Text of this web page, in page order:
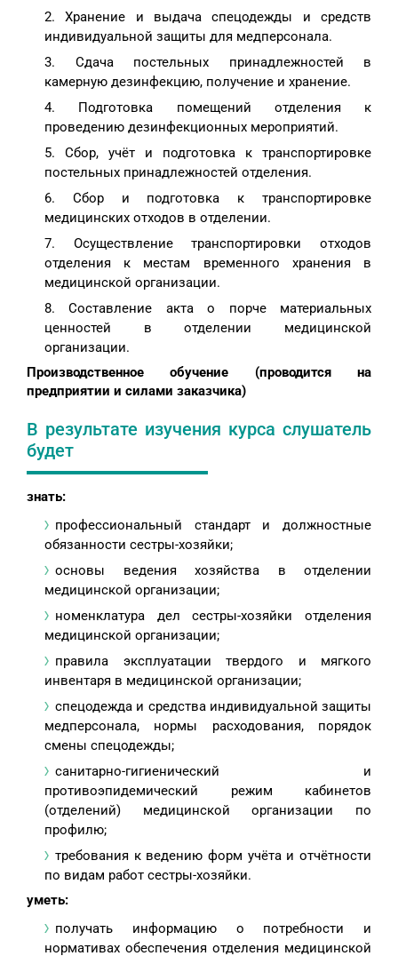
Хранение и выдача спецодежды и средств
индивидуальной защиты для медперсонала.
Сдача постельных принадлежностей в
камерную дезинфекцию, получение и хранение.
Подготовка помещений отделения к
проведению дезинфекционных мероприятий.
Сбор, учёт и подготовка к транспортировке
постельных принадлежностей отделения.
Сбор и подготовка к транспортировке
медицинских отходов в отделении.
Осуществление транспортировки отходов
отделения к местам временного хранения в
медицинской организации.
Составление акта о порче материальных
ценностей в отделении медицинской
организации.
Производственное обучение (проводится на
предприятии и силами заказчика)
В результате изучения курса слушатель
будет
знать:
профессиональный стандарт и должностные
обязанности сестры-хозяйки;
основы ведения хозяйства в отделении
медицинской организации;
номенклатура дел сестры-хозяйки отделения
медицинской организации;
правила эксплуатации твердого и мягкого
инвентаря в медицинской организации;
спецодежда и средства индивидуальной защиты
медперсонала, нормы расходования, порядок
смены спецодежды;
санитарно-гигиенический и
противоэпидемический режим кабинетов
(отделений) медицинской организации по
профилю;
требования к ведению форм учёта и отчётности
по видам работ сестры-хозяйки.
уметь:
получать информацию о потребности и
нормативах обеспечения отделения медицинской